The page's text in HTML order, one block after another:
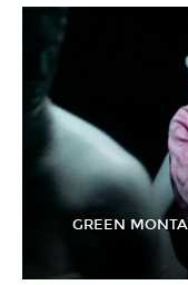
GREEN